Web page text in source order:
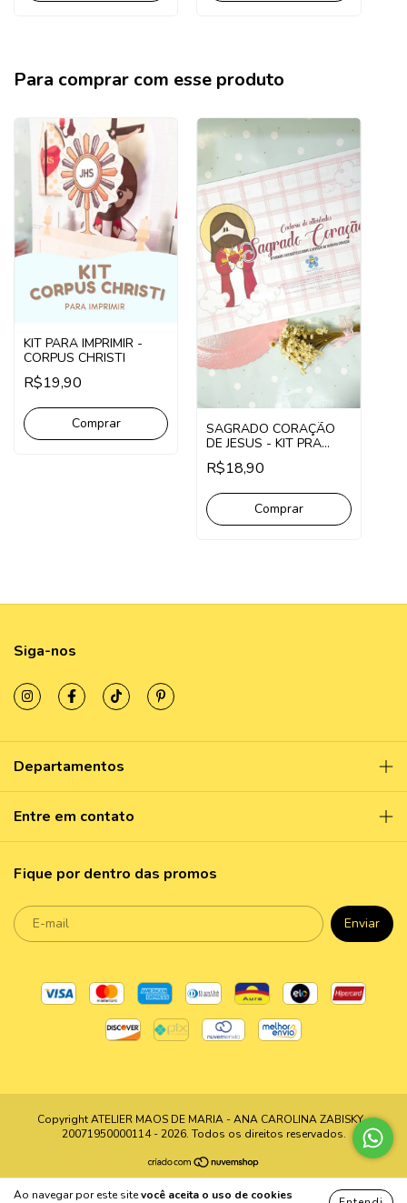
Ao navegar por este sitevocê aceita o uso de cookies
Para comprar com esse produto
KIT PARA IMPRIMIR -
CORPUS CHRISTI
R$19,90
Comprar
SAGRADO CORAÇÃO
DE JESUS - KIT PRA
IMPRIMIR
R$18,90
Comprar
Siga-nos
Departamentos
Entre em contato
Fique por dentro das promos
Copyright ATELIER MAOS DE MARIA - ANA CAROLINA ZABISKY -
20071950000114 - 2026. Todos os direitos reservados.